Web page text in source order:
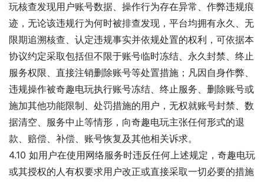
玩核查发现用户账号数据、操作行为存在异常、作弊违规痕
迹，无论该违规行为何时被排查发现，平台均拥有永久、无
限期追溯核查、认定违规事实并依规处置的权利，可依据本
协议约定采取包括但不限于账号临时冻结、永久封禁、终止
服务权限、直接注销删除账号等处置措施；凡因自身作弊、
违规操作被奇趣电玩执行账号冻结、终止服务、删除账号或
施加其他功能限制、处罚措施的用户，无权就账号封禁、数
据清空、服务中止等情形，向奇趣电玩主张任何形式的退
款、赔偿、补偿、账号恢复及其他相关诉求。
4.10 如用户在使用网络服务时违反任何上述规定，奇趣电玩
或其授权的人有权要求用户改正或直接采取一切必要的措施